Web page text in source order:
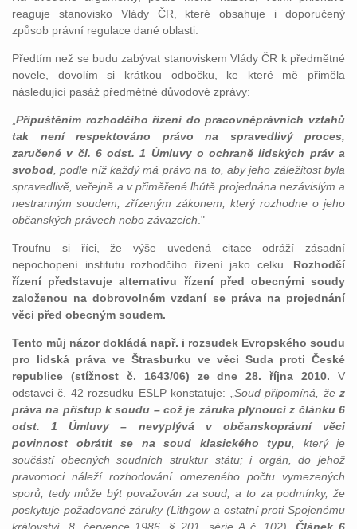
reaguje stanovisko Vlády ČR, které obsahuje i doporučený
způsob právní regulace dané oblasti.
Předtím než se budu zabývat stanoviskem Vlády ČR k předmětné
novele, dovolím si krátkou odbočku, ke které mě přiměla
následující pasáž předmětné důvodové zprávy:
Připuštěním rozhodčího řízení do pracovněprávních vztahů
tak není respektováno právo na spravedlivý proces,
zaručené v čl. 6 odst. 1 Úmluvy o ochraně lidských práv a
svobod , podle níž každý má právo na to, aby jeho záležitost byla
spravedlivě, veřejně a v přiměřené lhůtě projednána nezávislým a
nestranným soudem, zřízeným zákonem, který rozhodne o jeho
občanských právech nebo závazcích ."
Troufnu si říci, že výše uvedená citace odráží zásadní
nepochopení institutu rozhodčího řízení jako celku. Rozhodčí
řízení představuje alternativu řízení před obecnými soudy
založenou na dobrovolném vzdaní se práva na projednání
věci před obecným soudem.
Tento můj názor dokládá např. i rozsudek Evropského soudu
pro lidská práva ve Štrasburku ve věci Suda proti České
republice (stížnost č. 1643/06) ze dne 28. října 2010. V
odstavci č. 42 rozsudku ESLP konstatuje: „ Soud připomíná, žez
práva na přístup k soudu – což je záruka plynoucí z článku 6
odst. 1 Úmluvy – nevyplývá v občanskoprávní věci
povinnost obrátit se na soud klasického typu , který je
součástí obecných soudních struktur státu; i orgán, do jehož
pravomoci náleží rozhodování omezeného počtu vymezených
sporů, tedy může být považován za soud, a to za podmínky, že
poskytuje požadované záruky (Lithgow a ostatní proti Spojenému